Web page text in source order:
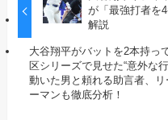
が「最強打者を
解説
大谷翔平がバットを2本持っ
区シリーズで見せた“意外な
動いた男と頼れる助言者、
ーマンも徹底分析！